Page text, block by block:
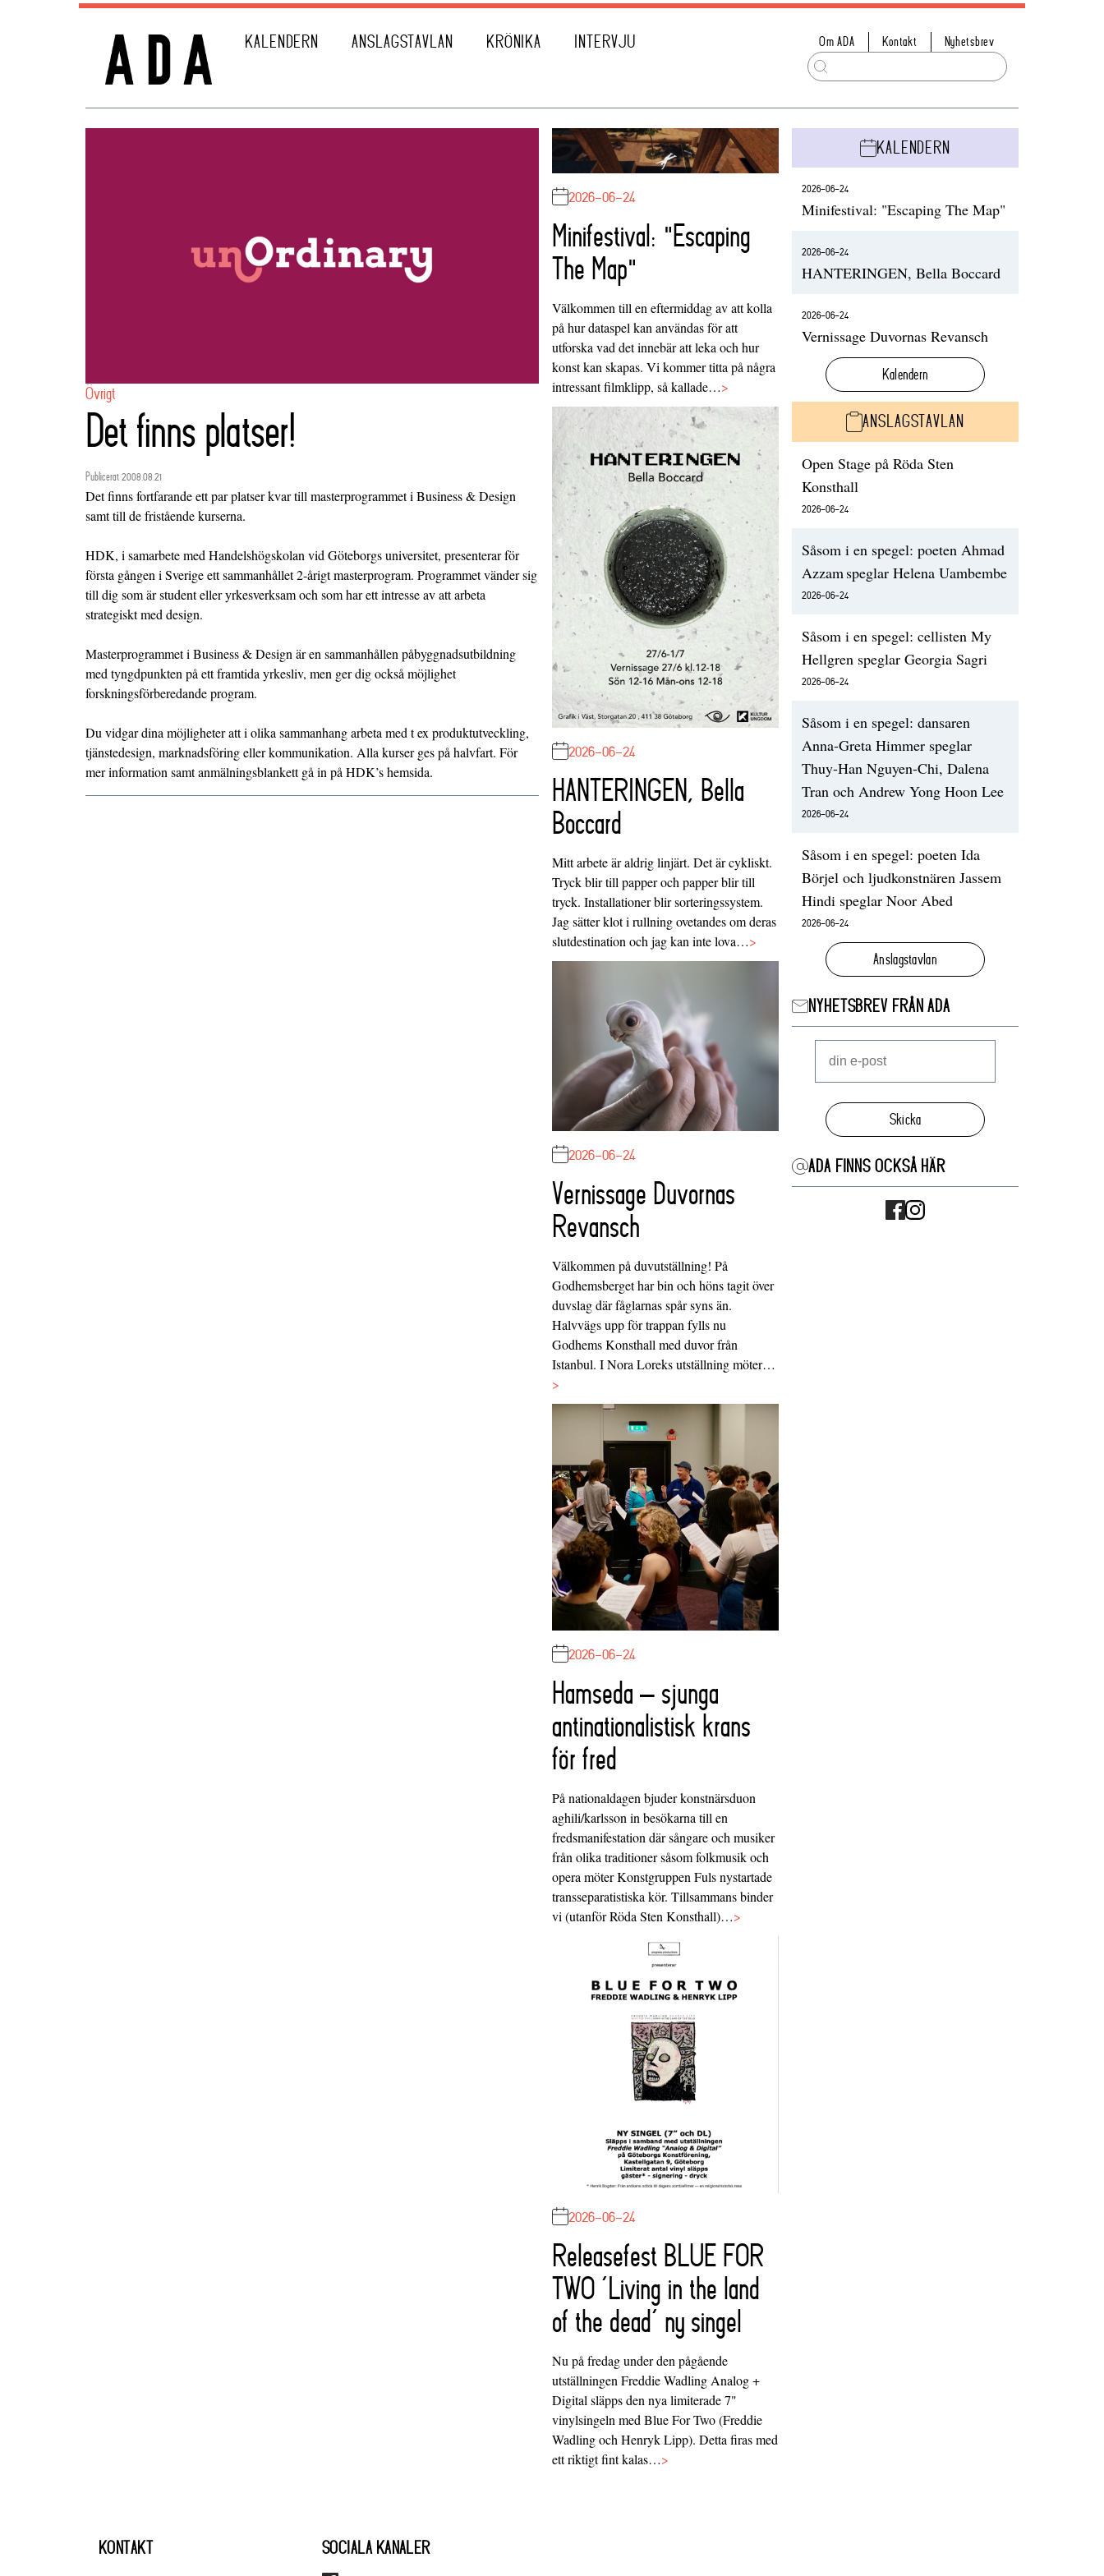
KALENDERN ANSLAGSTAVLAN KRÖNIKA INTERVJU Om ADA Kontakt Nyhetsbrev
Övrigt
Det finns platser!
Publicerat 2008.08.21
Det finns fortfarande ett par platser kvar till masterprogrammet i Business & Design
samt till de fristående kurserna.
HDK, i samarbete med Handelshögskolan vid Göteborgs universitet, presenterar för
första gången i Sverige ett sammanhållet 2-årigt masterprogram. Programmet vänder sig
till dig som är student eller yrkesverksam och som har ett intresse av att arbeta
strategiskt med design.
Masterprogrammet i Business & Design är en sammanhållen påbyggnadsutbildning
med tyngdpunkten på ett framtida yrkesliv, men ger dig också möjlighet
forskningsförberedande program.
Du vidgar dina möjligheter att i olika sammanhang arbeta med t ex produktutveckling,
tjänstedesign, marknadsföring eller kommunikation. Alla kurser ges på halvfart. För
mer information samt anmälningsblankett gå in på HDK’shemsida.
2026-06-24
Minifestival: "Escaping
The Map"
Välkommen till en eftermiddag av att kolla
på hur dataspel kan användas för att
utforska vad det innebär att leka och hur
konst kan skapas. Vi kommer titta på några
intressant filmklipp, så kallade…>
2026-06-24
HANTERINGEN, Bella
Boccard
Mitt arbete är aldrig linjärt. Det är cykliskt.
Tryck blir till papper och papper blir till
tryck. Installationer blir sorteringssystem.
Jag sätter klot i rullning ovetandes om deras
slutdestination och jag kan inte lova…>
2026-06-24
Vernissage Duvornas
Revansch
Välkommen på duvutställning! På
Godhemsberget har bin och höns tagit över
duvslag där fåglarnas spår syns än.
Halvvägs upp för trappan fylls nu
Godhems Konsthall med duvor från
Istanbul. I Nora Loreks utställning möter…
>
2026-06-24
Hamseda – sjunga
antinationalistisk krans
för fred
På nationaldagen bjuder konstnärsduon
aghili/karlsson in besökarna till en
fredsmanifestation där sångare och musiker
från olika traditioner såsom folkmusik och
opera möter Konstgruppen Fuls nystartade
transseparatistiska kör. Tillsammans binder
vi (utanför Röda Sten Konsthall)…>
2026-06-24
Releasefest BLUE FOR
TWO ‘Living in the land
of the dead’ ny singel
Nu på fredag under den pågående
utställningen Freddie Wadling Analog +
Digital släpps den nya limiterade 7"
vinylsingeln med Blue For Two (Freddie
Wadling och Henryk Lipp). Detta firas med
ett riktigt fint kalas…>
KALENDERN
2026-06-24
Minifestival: "Escaping The Map"
2026-06-24
HANTERINGEN, Bella Boccard
2026-06-24
Vernissage Duvornas Revansch
Kalendern
ANSLAGSTAVLAN
Open Stage på Röda Sten
Konsthall
2026-06-24
Såsom i en spegel: poeten Ahmad
Azzam speglar Helena Uambembe
2026-06-24
Såsom i en spegel: cellisten My
Hellgren speglar Georgia Sagri
2026-06-24
Såsom i en spegel: dansaren
Anna-Greta Himmer speglar
Thuy-Han Nguyen-Chi, Dalena
Tran och Andrew Yong Hoon Lee
2026-06-24
Såsom i en spegel: poeten Ida
Börjel och ljudkonstnären Jassem
Hindi speglar Noor Abed
2026-06-24
Anslagstavlan
NYHETSBREV FRÅN ADA
Skicka
ADA FINNS OCKSÅ HÄR
KONTAKT SOCIALA KANALER